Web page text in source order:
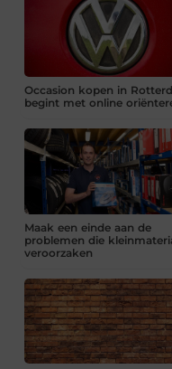
Occasion kopen in
begint met online
Maak een einde aan de
problemen die
veroorzaken